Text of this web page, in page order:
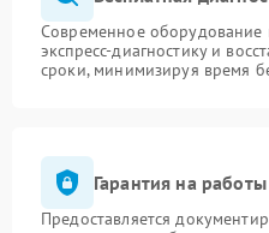
Современное оборудование
экспресс-диагностику и
сроки, минимизируя время
Гарантия на
Предоставляется